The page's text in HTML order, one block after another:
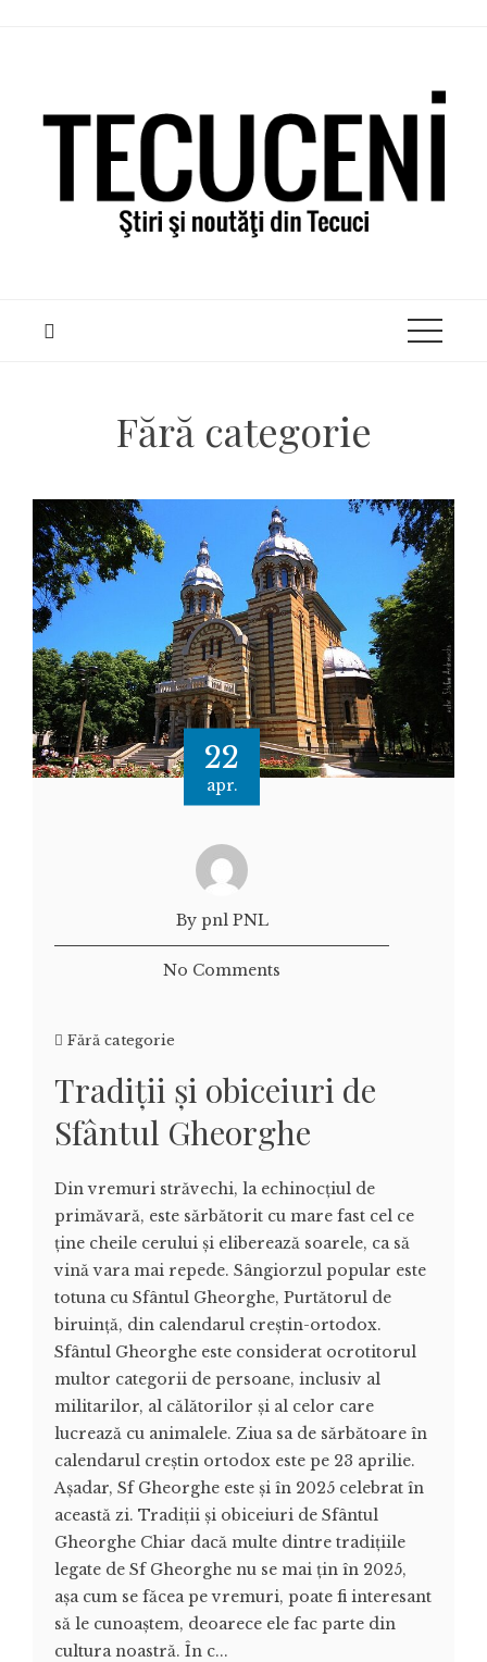
Fără categorie
22
apr.
By pnl PNL
No Comments
Fără categorie
Tradiții și obiceiuri de
Sfântul Gheorghe
Din vremuri străvechi, la echinocțiul de
primăvară, este sărbătorit cu mare fast cel ce
ține cheile cerului și eliberează soarele, ca să
vină vara mai repede. Sângiorzul popular este
totuna cu Sfântul Gheorghe, Purtătorul de
biruință, din calendarul creștin-ortodox.
Sfântul Gheorghe este considerat ocrotitorul
multor categorii de persoane, inclusiv al
militarilor, al călătorilor și al celor care
lucrează cu animalele. Ziua sa de sărbătoare în
calendarul creștin ortodox este pe 23 aprilie.
Așadar, Sf Gheorghe este și în 2025 celebrat în
această zi. Tradiții și obiceiuri de Sfântul
Gheorghe Chiar dacă multe dintre tradițiile
legate de Sf Gheorghe nu se mai țin în 2025,
așa cum se făcea pe vremuri, poate fi interesant
să le cunoaștem, deoarece ele fac parte din
cultura noastră. În c...